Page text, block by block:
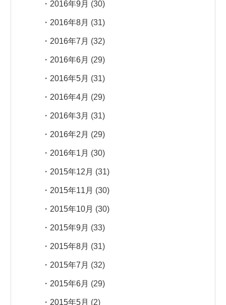
2016年9月 (30)
2016年8月 (31)
2016年7月 (32)
2016年6月 (29)
2016年5月 (31)
2016年4月 (29)
2016年3月 (31)
2016年2月 (29)
2016年1月 (30)
2015年12月 (31)
2015年11月 (30)
2015年10月 (30)
2015年9月 (33)
2015年8月 (31)
2015年7月 (32)
2015年6月 (29)
2015年5月 (2)